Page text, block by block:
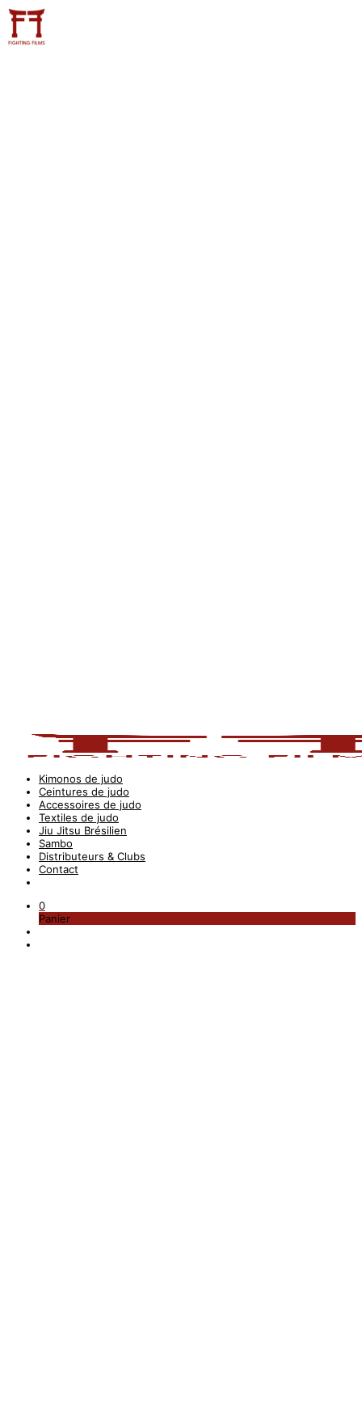
Kimonos de judo
Ceintures de judo
Accessoires de judo
Textiles de judo
Jiu Jitsu Brésilien
Sambo
Distributeurs & Clubs
Contact
0
Panier